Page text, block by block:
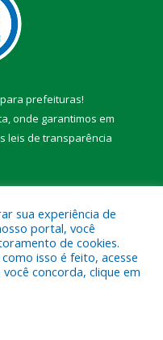
prefeituras!
onde garantimos em
leis de transparência
Municipal de Faro.
sua experiência de
portal, você
de cookies.
isso é feito, acesse
você concorda, clique em